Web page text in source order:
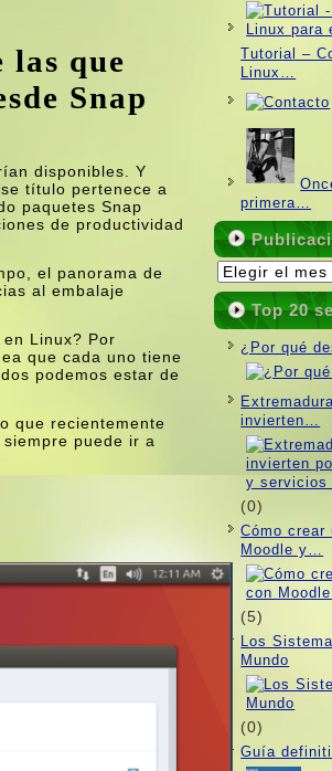
las que
Snap
disponibles. Y
título pertenece a
paquetes Snap
de productividad
el panorama de
al embalaje
Linux? Por
que cada uno tiene
podemos estar de
que recientemente
puede ir a
Tutorial –
Linux…
primera…
Publicaciones
Top 20
¿Por qué
invierten…
(0)
Cómo crear
Moodle y…
(5)
Los
Mundo
(0)
Guí­a